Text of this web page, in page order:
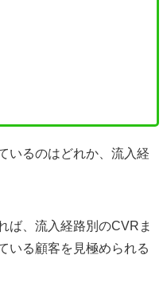
いるのはどれか、流入経
ば、流入経路別のCVRま
いる顧客を見極められる